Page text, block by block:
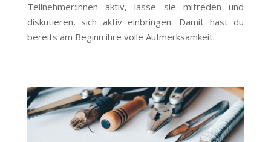
Teilnehmer:innen aktiv, lasse sie mitreden und
diskutieren, sich aktiv einbringen. Damit hast du
bereits am Beginn ihre volle Aufmerksamkeit.